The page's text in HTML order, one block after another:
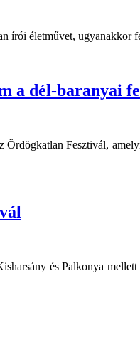
írói életművet,
a dél-baranyai
Fesztivál,
és Palkonya